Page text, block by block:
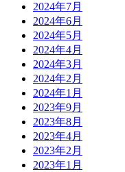
2024年7月
2024年6月
2024年5月
2024年4月
2024年3月
2024年2月
2024年1月
2023年9月
2023年8月
2023年4月
2023年2月
2023年1月